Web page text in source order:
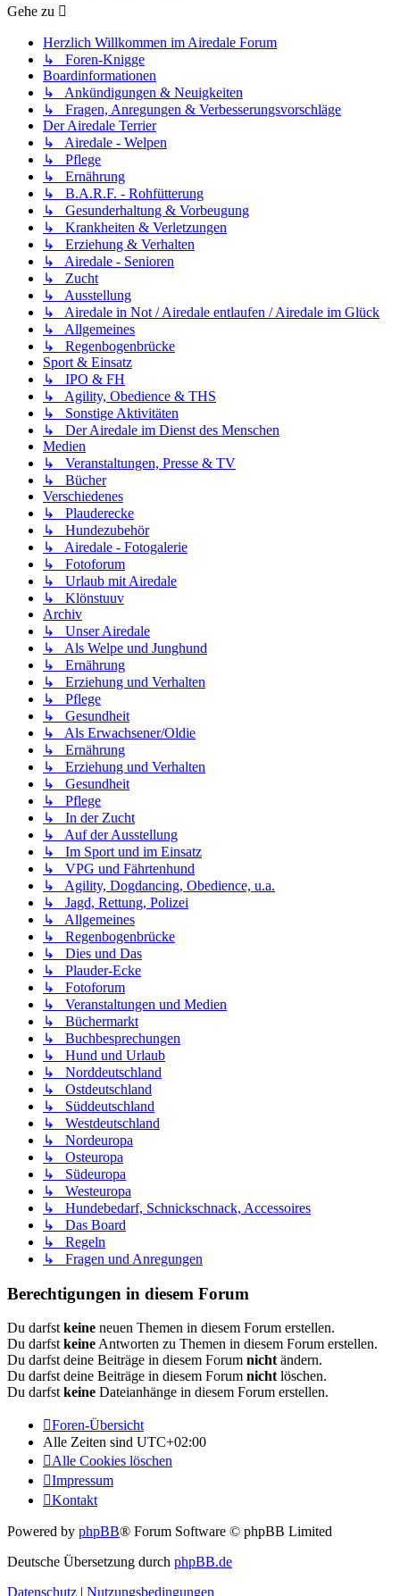
Gehe zu
Herzlich Willkommen im Airedale Forum
↳ Foren-Knigge
Boardinformationen
↳ Ankündigungen & Neuigkeiten
↳ Fragen, Anregungen & Verbesserungsvorschläge
Der Airedale Terrier
↳ Airedale - Welpen
↳ Pflege
↳ Ernährung
↳ B.A.R.F. - Rohfütterung
↳ Gesunderhaltung & Vorbeugung
↳ Krankheiten & Verletzungen
↳ Erziehung & Verhalten
↳ Airedale - Senioren
↳ Zucht
↳ Ausstellung
↳ Airedale in Not / Airedale entlaufen / Airedale im Glück
↳ Allgemeines
↳ Regenbogenbrücke
Sport & Einsatz
↳ IPO & FH
↳ Agility, Obedience & THS
↳ Sonstige Aktivitäten
↳ Der Airedale im Dienst des Menschen
Medien
↳ Veranstaltungen, Presse & TV
↳ Bücher
Verschiedenes
↳ Plauderecke
↳ Hundezubehör
↳ Airedale - Fotogalerie
↳ Fotoforum
↳ Urlaub mit Airedale
↳ Klönstuuv
Archiv
↳ Unser Airedale
↳ Als Welpe und Junghund
↳ Ernährung
↳ Erziehung und Verhalten
↳ Pflege
↳ Gesundheit
↳ Als Erwachsener/Oldie
↳ Ernährung
↳ Erziehung und Verhalten
↳ Gesundheit
↳ Pflege
↳ In der Zucht
↳ Auf der Ausstellung
↳ Im Sport und im Einsatz
↳ VPG und Fährtenhund
↳ Agility, Dogdancing, Obedience, u.a.
↳ Jagd, Rettung, Polizei
↳ Allgemeines
↳ Regenbogenbrücke
↳ Dies und Das
↳ Plauder-Ecke
↳ Fotoforum
↳ Veranstaltungen und Medien
↳ Büchermarkt
↳ Buchbesprechungen
↳ Hund und Urlaub
↳ Norddeutschland
↳ Ostdeutschland
↳ Süddeutschland
↳ Westdeutschland
↳ Nordeuropa
↳ Osteuropa
↳ Südeuropa
↳ Westeuropa
↳ Hundebedarf, Schnickschnack, Accessoires
↳ Das Board
↳ Regeln
↳ Fragen und Anregungen
Berechtigungen in diesem Forum
Du darfstkeine neuen Themen in diesem Forum erstellen.
Du darfstkeineAntworten zu Themen in diesem Forum erstellen.
Du darfst deine Beiträge in diesem Forum nichtändern.
Du darfst deine Beiträge in diesem Forum nichtlöschen.
Du darfstkeine Dateianhänge in diesem Forum erstellen.
Foren-Übersicht
Alle Zeiten sind UTC+02:00
Alle Cookies löschen
Impressum
Kontakt
Powered by phpBB® Forum Software © phpBB Limited
Deutsche Übersetzung durch phpBB.de
Datenschutz | Nutzungsbedingungen